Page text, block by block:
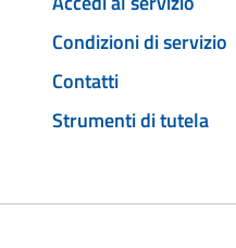
Condizioni di servizio
Contatti
Strumenti di tutela